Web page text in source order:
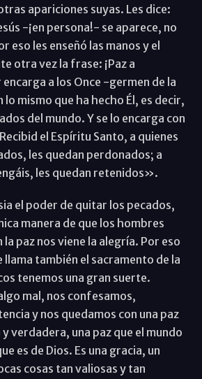
apariciones suyas. Les dice:
-¡en persona!- se aparece, no
eso les enseñó las manos y el
otra vez la frase: ¡Paz a
a los Once -germen de la
mismo que ha hecho Él, es decir,
del mundo. Y se lo encarga con
el Espíritu Santo, a quienes
les quedan perdonados; a
les quedan retenidos».
el poder de quitar los pecados,
manera de que los hombres
la paz nos viene la alegría. Por eso
llama también el sacramento de la
tenemos una gran suerte.
mal, nos confesamos,
y nos quedamos con una paz
verdadera, una paz que el mundo
es de Dios. Es una gracia, un
cosas tan valiosas y tan